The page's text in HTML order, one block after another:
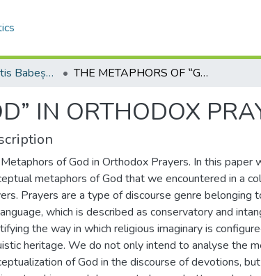
Studia Universitatis Babeș-Bolyai Philologia THE METAPHORS OF ‟GOD” IN ORTHODOX PRAYERS
IN ORTHODOX
of God in Orthodox Prayers. In this paper
metaphors of God that we encountered in a
Prayers are a type of discourse genre belonging
which is described as conservatory and
the way in which religious imaginary is
heritage. We do not only intend to analyse the
of God in the discourse of devotions,